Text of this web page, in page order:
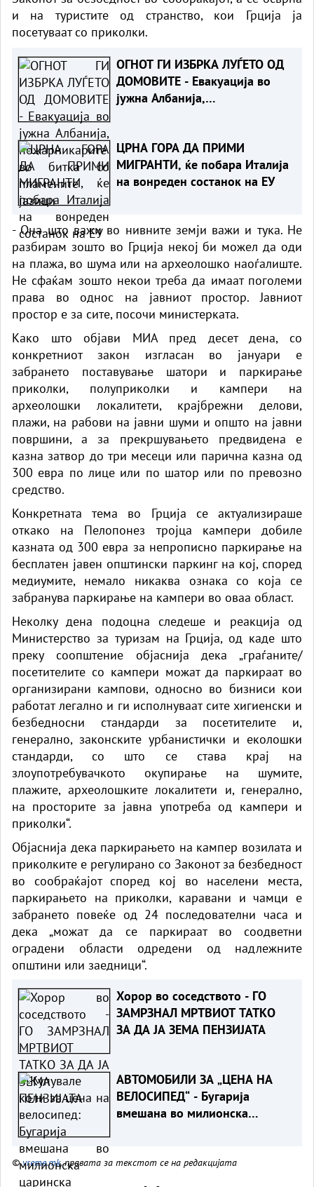
и на туристите од странство, кои Грција ја
посетуваат со приколки.
ОГНОТ ГИ ИЗБРКА ЛУЃЕТО ОД
ДОМОВИТЕ - Евакуација во
јужна Албанија,
ЦРНА ГОРА ДА ПРИМИ
МИГРАНТИ, ќе побара Италија
на вонреден состанок на ЕУ
- Она што важи во нивните земји важи и тука. Не
разбирам зошто во Грција некој би можел да оди
на плажа, во шума или на археолошко наоѓалиште.
Не сфаќам зошто некои треба да имаат поголеми
права во однос на јавниот простор. Јавниот
простор е за сите, посочи министерката.
Како што објави МИА пред десет дена, со
конкретниот закон изгласан во јануари е
забрането поставување шатори и паркирање
приколки, полуприколки и кампери на
археолошки локалитети, крајбрежни делови,
плажи, на рабови на јавни шуми и општо на јавни
површини, а за прекршувањето предвидена е
казна затвор до три месеци или парична казна од
300 евра по лице или по шатор или по превозно
средство.
Конкретната тема во Грција се актуализираше
откако на Пелопонез тројца кампери добиле
казната од 300 евра за непрописно паркирање на
бесплатен јавен општински паркинг на кој, според
медиумите, немало никаква ознака со која се
забранува паркирање на кампери во оваа област.
Неколку дена подоцна следеше и реакција од
Министерство за туризам на Грција, од каде што
преку соопштение објаснија дека „граѓаните/
посетителите со кампери можат да паркираат во
организирани кампови, односно во бизниси кои
работат легално и ги исполнуваат сите хигиенски и
безбедносни стандарди за посетителите и,
генерално, законските урбанистички и еколошки
стандарди, со што се става крај на
злоупотребувачкото окупирање на шумите,
плажите, археолошките локалитети и, генерално,
на просторите за јавна употреба од кампери и
приколки“.
Објаснија дека паркирањето на кампер возилата и
приколките е регулирано со Законот за безбедност
во сообраќајот според кој во населени места,
паркирањето на приколки, каравани и чамци е
забрането повеќе од 24 последователни часа и
дека „можат да се паркираат во соодветни
оградени области одредени од надлежните
општини или заедници“.
Хорор во соседството - ГО
ЗАМРЗНАЛ МРТВИОТ ТАТКО
ЗА ДА ЈА ЗЕМА ПЕНЗИЈАТА
АВТОМОБИЛИ ЗА „ЦЕНА НА
ВЕЛОСИПЕД“ - Бугарија
вмешана во милионска
©vreme.mk, правата за текстот се на редакцијата